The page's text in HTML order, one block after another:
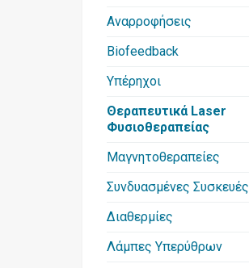
Αναρροφήσεις
Biofeedback
Υπέρηχοι
Θεραπευτικά Laser
Φυσιοθεραπείας
Μαγνητοθεραπείες
Συνδυασμένες Συσκευές
Διαθερμίες
Λάμπες Υπερύθρων